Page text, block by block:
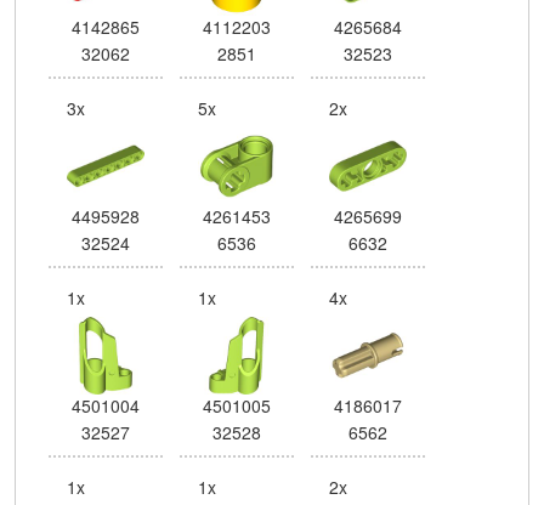
4142865
32062
4112203
2851
4265684
32523
3x
4495928
32524
5x
4261453
6536
2x
4265699
6632
1x
4501004
32527
1x
4501005
32528
4x
4186017
6562
1x 1x 2x